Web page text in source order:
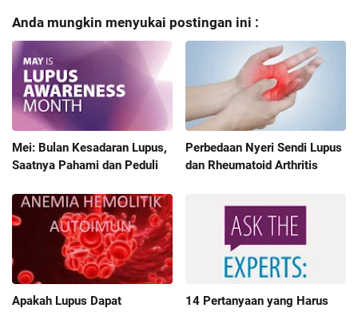
Anda mungkin menyukai postingan ini :
Mei: Bulan Kesadaran Lupus,
Saatnya Pahami dan Peduli
Perbedaan Nyeri Sendi Lupus
dan Rheumatoid Arthritis
Apakah Lupus Dapat
14 Pertanyaan yang Harus